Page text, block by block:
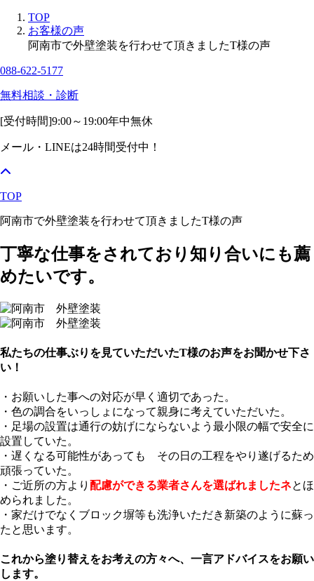
TOP
お客様の声
阿南市で外壁塗装を行わせて頂きましたT様の声
088-622-5177
無料相談・診断
[受付時間]9:00～19:00年中無休
メール・LINEは24時間受付中！
TOP
阿南市で外壁塗装を行わせて頂きましたT様の声
丁寧な仕事をされており知り合いにも薦
めたいです。
私たちの仕事ぶりを見ていただいたT様のお声をお聞かせ下さ
い！
・お願いした事への対応が早く適切であった。
・色の調合をいっしょになって親身に考えていただいた。
・足場の設置は通行の妨げにならないよう最小限の幅で安全に
設置していた。
・遅くなる可能性があっても その日の工程をやり遂げるため
頑張っていた。
・ご近所の方より 配慮ができる業者さんを選ばれましたネとほ
められました。
・家だけでなくブロック塀等も洗浄いただき新築のように蘇っ
たと思います。
これから塗り替えをお考えの方々へ、一言アドバイスをお願い
します。